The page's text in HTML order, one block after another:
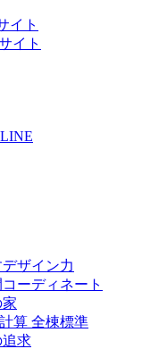
イト
イト
ザイン力
ーディネート
算 全棟標準
求